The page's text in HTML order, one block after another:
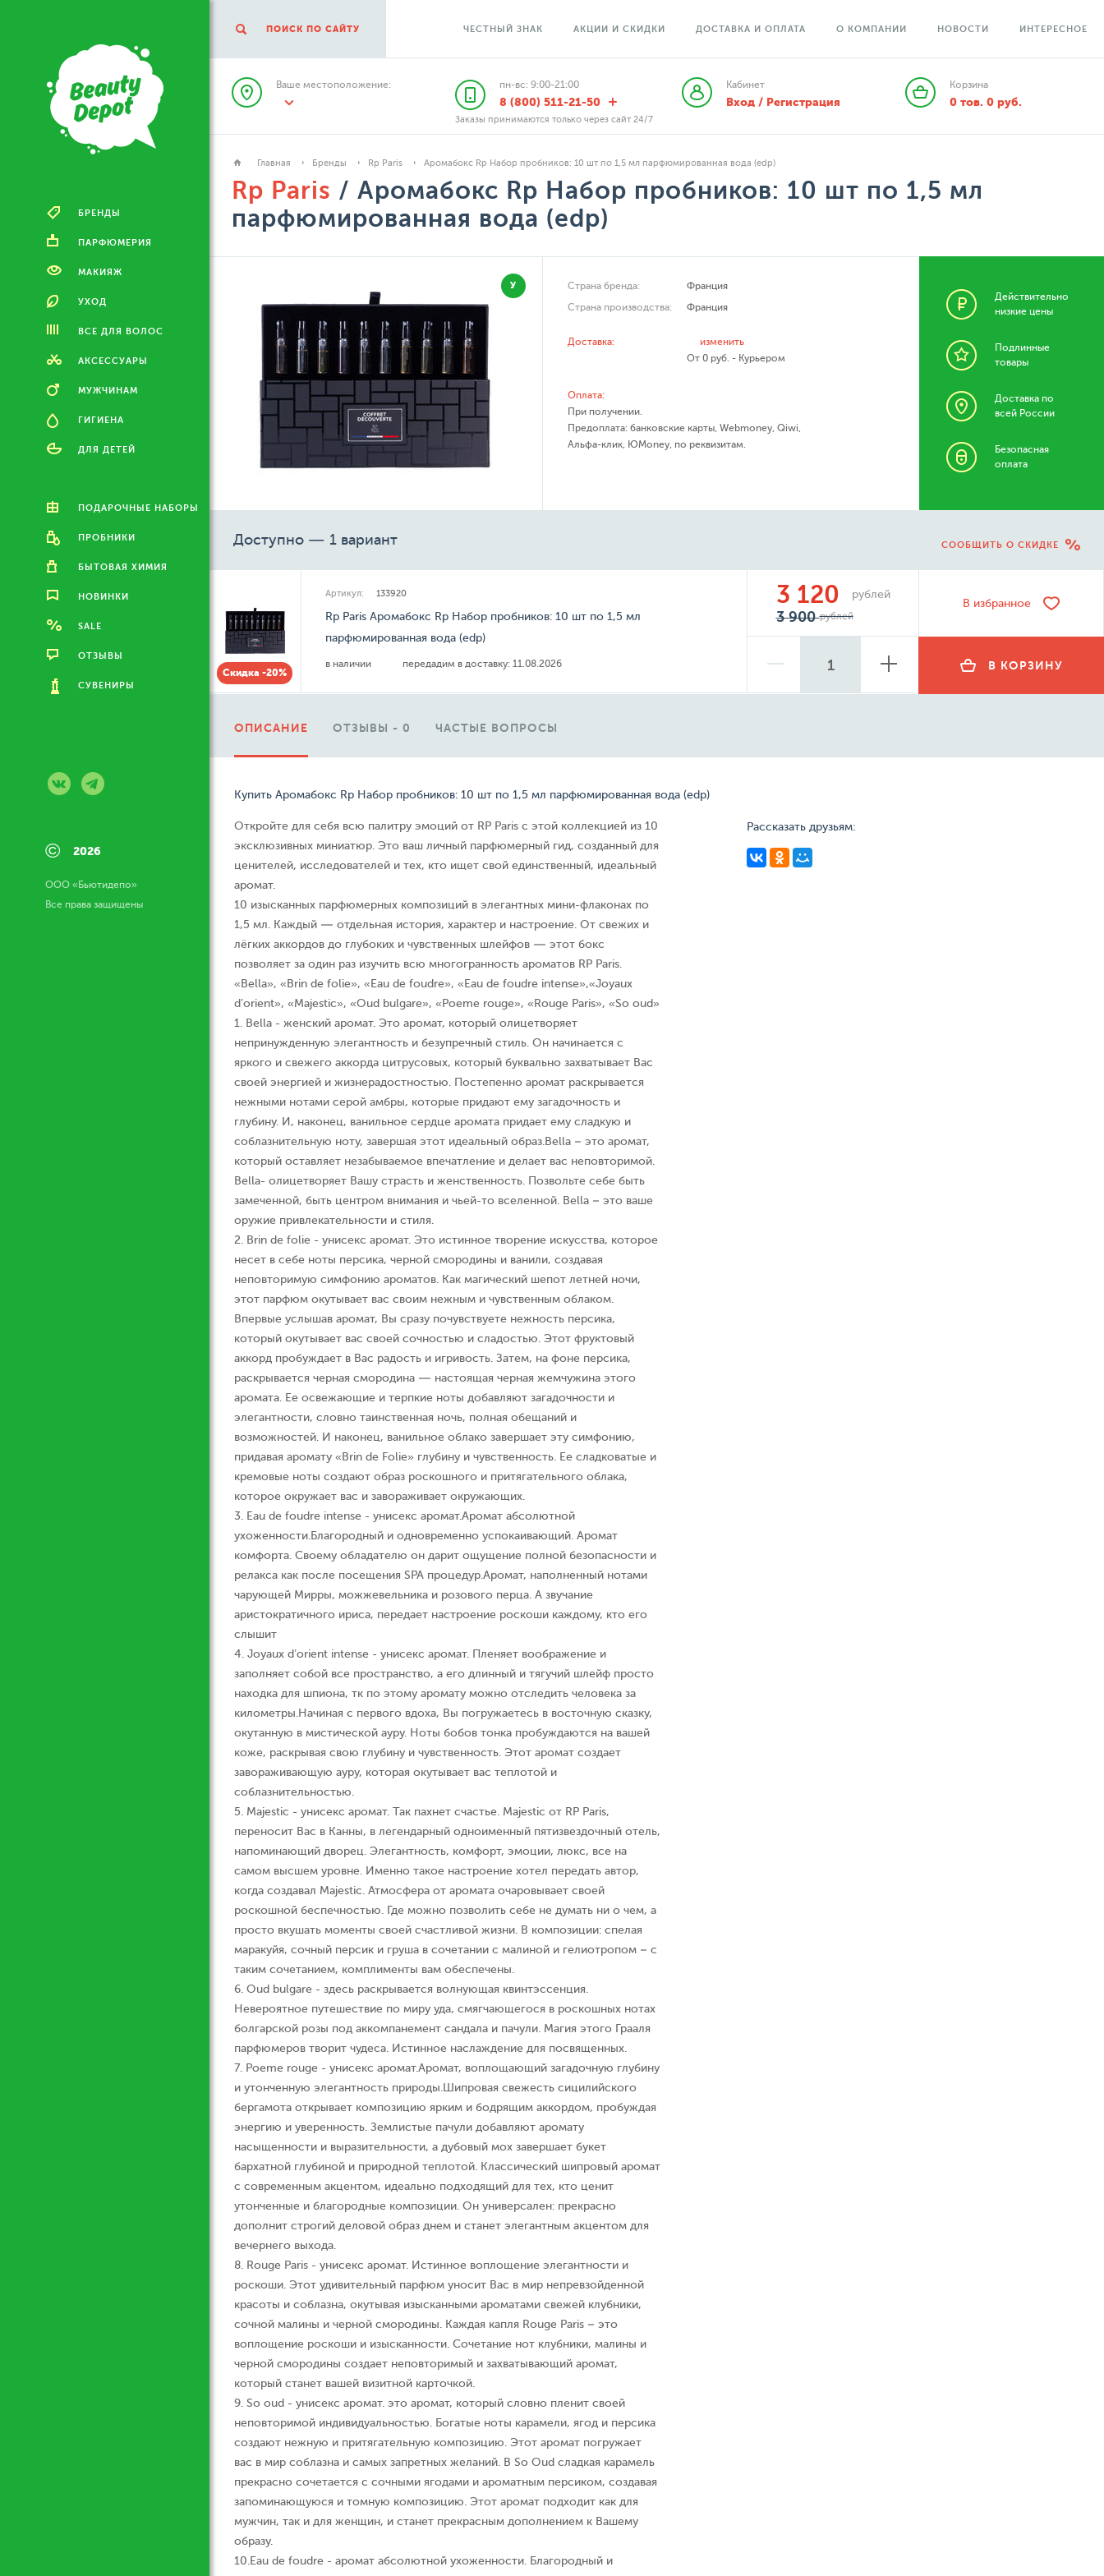
БРЕНДЫ
ПАРФЮМЕРИЯ
МАКИЯЖ
УХОД
ВСЕ ДЛЯ ВОЛОС
АКСЕССУАРЫ
МУЖЧИНАМ
ГИГИЕНА
ДЛЯ ДЕТЕЙ
ПОДАРОЧНЫЕ НАБОРЫ
ПРОБНИКИ
БЫТОВАЯ ХИМИЯ
НОВИНКИ
SALE
ОТЗЫВЫ
СУВЕНИРЫ
© 2026
ООО «Бьютидепо»
Все права защищены
ПОИСК ПО САЙТУ ЧЕСТНЫЙ ЗНАК АКЦИИ И СКИДКИ ДОСТАВКА И ОПЛАТА О КОМПАНИИ НОВОСТИ ИНТЕРЕСНОЕ
Ваше местоположение: пн-вс: 9:00-21:00
8 (800) 511-21-50
Заказы принимаются только через сайт 24/7
Кабинет
Вход / Регистрация
Корзина
0 тов. 0руб.
Главная Бренды Rp Paris Аромабокс Rp Набор пробников: 10 шт по 1,5 мл парфюмированная вода (edp)
Rp Paris / Аромабокс Rp Набор пробников: 10 шт по 1,5 мл
парфюмированная вода (edp)
У Страна бренда:
Франция
Страна производства:
Франция
Доставка:
изменить
От 0 руб. - Курьером
Оплата:
При получении.
Предоплата: банковские карты, Webmoney, Qiwi,
Альфа-клик, ЮMoney, по реквизитам.
Действительно
низкие цены
Подлинные
товары
Доставка по
всей России
Безопасная
оплата
Доступно — 1 вариант СООБЩИТЬ О СКИДКЕ
Скидка -20%
Артикул: 133920
Rp Paris Аромабокс Rp Набор пробников: 10 шт по 1,5 мл
парфюмированная вода (edp)
в наличии передадим в доставку: 11.08.2026
3 120 рублей
3 900рублей
В избранное
В КОРЗИНУ
ОПИСАНИЕ ОТЗЫВЫ - 0 ЧАСТЫЕ ВОПРОСЫ
Купить Аромабокс Rp Набор пробников: 10 шт по 1,5 мл парфюмированная вода (edp)
Откройте для себя всю палитру эмоций от RP Paris с этой коллекцией из 10
эксклюзивных миниатюр. Это ваш личный парфюмерный гид, созданный для
ценителей, исследователей и тех, кто ищет свой единственный, идеальный
аромат.
10 изысканных парфюмерных композиций в элегантных мини-флаконах по
1,5 мл. Каждый — отдельная история, характер и настроение. От свежих и
лёгких аккордов до глубоких и чувственных шлейфов — этот бокс
позволяет за один раз изучить всю многогранность ароматов RP Paris.
«Bella», «Brin de folie», «Еau de foudre», «Еau de foudre intense»,«Joyaux
d’orient», «Majestic», «Oud bulgare», «Poeme rouge», «Rouge Paris», «So oud»
1. Bella - женский аромат. Это аромат, который олицетворяет
непринужденную элегантность и безупречный стиль. Он начинается с
яркого и свежего аккорда цитрусовых, который буквально захватывает Вас
своей энергией и жизнерадостностью. Постепенно аромат раскрывается
нежными нотами серой амбры, которые придают ему загадочность и
глубину. И, наконец, ванильное сердце аромата придает ему сладкую и
соблазнительную ноту, завершая этот идеальный образ.Bella – это аромат,
который оставляет незабываемое впечатление и делает вас неповторимой.
Bella- олицетворяет Вашу страсть и женственность. Позвольте себе быть
замеченной, быть центром внимания и чьей-то вселенной. Bella – это ваше
оружие привлекательности и стиля.
2. Brin de folie - унисекс аромат. Это истинное творение искусства, которое
несет в себе ноты персика, черной смородины и ванили, создавая
неповторимую симфонию ароматов. Как магический шепот летней ночи,
этот парфюм окутывает вас своим нежным и чувственным облаком.
Впервые услышав аромат, Вы сразу почувствуете нежность персика,
который окутывает вас своей сочностью и сладостью. Этот фруктовый
аккорд пробуждает в Вас радость и игривость. Затем, на фоне персика,
раскрывается черная смородина — настоящая черная жемчужина этого
аромата. Ее освежающие и терпкие ноты добавляют загадочности и
элегантности, словно таинственная ночь, полная обещаний и
возможностей. И наконец, ванильное облако завершает эту симфонию,
придавая аромату «Brin de Folie» глубину и чувственность. Ее сладковатые и
кремовые ноты создают образ роскошного и притягательного облака,
которое окружает вас и завораживает окружающих.
3. Еau de foudre intense - унисекс аромат.Аромат абсолютной
ухоженности.Благородный и одновременно успокаивающий. Аромат
комфорта. Своему обладателю он дарит ощущение полной безопасности и
релакса как после посещения SPA процедур.Аромат, наполненный нотами
чарующей Мирры, можжевельника и розового перца. А звучание
аристократичного ириса, передает настроение роскоши каждому, кто его
слышит
4. Joyaux d’orient intense - унисекс аромат. Пленяет воображение и
заполняет собой все пространство, а его длинный и тягучий шлейф просто
находка для шпиона, тк по этому аромату можно отследить человека за
километры.Начиная с первого вдоха, Вы погружаетесь в восточную сказку,
окутанную в мистической ауру. Ноты бобов тонка пробуждаются на вашей
коже, раскрывая свою глубину и чувственность. Этот аромат создает
завораживающую ауру, которая окутывает вас теплотой и
соблазнительностью.
5. Majestic - унисекс аромат. Так пахнет счастье. Majestic от RP Paris,
переносит Вас в Канны, в легендарный одноименный пятизвездочный отель,
напоминающий дворец. Элегантность, комфорт, эмоции, люкс, все на
самом высшем уровне. Именно такое настроение хотел передать автор,
когда создавал Majestic. Атмосфера от аромата очаровывает своей
роскошной беспечностью. Где можно позволить себе не думать ни о чем, а
просто вкушать моменты своей счастливой жизни. В композиции: спелая
маракуйя, сочный персик и груша в сочетании с малиной и гелиотропом – с
таким сочетанием, комплименты вам обеспечены.
6. Oud bulgare - здесь раскрывается волнующая квинтэссенция.
Невероятное путешествие по миру уда, смягчающегося в роскошных нотах
болгарской розы под аккомпанемент сандала и пачули. Магия этого Грааля
парфюмеров творит чудеса. Истинное наслаждение для посвященных.
7. Poeme rouge - унисекс аромат.Аромат, воплощающий загадочную глубину
и утонченную элегантность природы.Шипровая свежесть сицилийского
бергамота открывает композицию ярким и бодрящим аккордом, пробуждая
энергию и уверенность. Землистые пачули добавляют аромату
насыщенности и выразительности, а дубовый мох завершает букет
бархатной глубиной и природной теплотой. Классический шипровый аромат
с современным акцентом, идеально подходящий для тех, кто ценит
утонченные и благородные композиции. Он универсален: прекрасно
дополнит строгий деловой образ днем и станет элегантным акцентом для
вечернего выхода.
8. Rouge Paris - унисекс аромат. Истинное воплощение элегантности и
роскоши. Этот удивительный парфюм уносит Вас в мир непревзойденной
красоты и соблазна, окутывая изысканными ароматами свежей клубники,
сочной малины и черной смородины. Каждая капля Rouge Paris – это
воплощение роскоши и изысканности. Сочетание нот клубники, малины и
черной смородины создает неповторимый и захватывающий аромат,
который станет вашей визитной карточкой.
9. So oud - унисекс аромат. это аромат, который словно пленит своей
неповторимой индивидуальностью. Богатые ноты карамели, ягод и персика
создают нежную и притягательную композицию. Этот аромат погружает
вас в мир соблазна и самых запретных желаний. В So Oud сладкая карамель
прекрасно сочетается с сочными ягодами и ароматным персиком, создавая
запоминающуюся и томную композицию. Этот аромат подходит как для
мужчин, так и для женщин, и станет прекрасным дополнением к Вашему
образу.
10.Еau de foudre - аромат абсолютной ухоженности. Благородный и
Рассказать друзьям: